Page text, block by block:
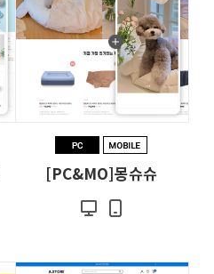
[PC&MO]몽슈슈